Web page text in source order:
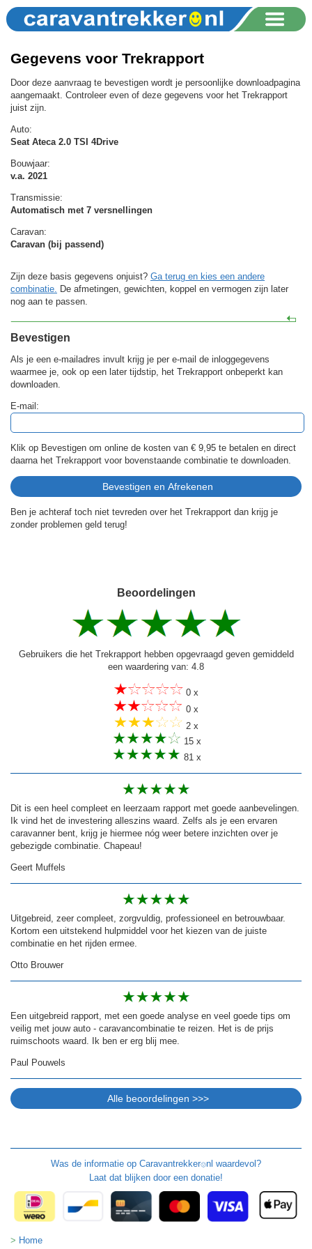
Gegevens voor Trekrapport
Door deze aanvraag te bevestigen wordt je persoonlijke downloadpagina
aangemaakt. Controleer even of deze gegevens voor het Trekrapport
juist zijn.
Auto:
Seat Ateca 2.0 TSI 4Drive
Bouwjaar:
v.a. 2021
Transmissie:
Automatisch met 7 versnellingen
Caravan:
Caravan (bij passend)
Zijn deze basis gegevens onjuist? Ga terug en kies een andere
combinatie. De afmetingen, gewichten, koppel en vermogen zijn later
nog aan te passen.
Bevestigen
Als je een e-mailadres invult krijg je per e-mail de inloggegevens
waarmee je, ook op een later tijdstip, het Trekrapport onbeperkt kan
downloaden.
E-mail:
Klik op Bevestigen om online de kosten van € 9,95 te betalen en direct
daarna het Trekrapport voor bovenstaande combinatie te downloaden.
Ben je achteraf toch niet tevreden over het Trekrapport dan krijg je
zonder problemen geld terug!
Beoordelingen
Gebruikers die het Trekrapport hebben opgevraagd geven gemiddeld
een waardering van: 4.8
0 x
0 x
2 x
15 x
81 x
Dit is een heel compleet en leerzaam rapport met goede aanbevelingen.
Ik vind het de investering alleszins waard. Zelfs als je een ervaren
caravanner bent, krijg je hiermee nóg weer betere inzichten over je
gebezigde combinatie. Chapeau!
Geert Muffels
Uitgebreid, zeer compleet, zorgvuldig, professioneel en betrouwbaar.
Kortom een uitstekend hulpmiddel voor het kiezen van de juiste
combinatie en het rijden ermee.
Otto Brouwer
Een uitgebreid rapport, met een goede analyse en veel goede tips om
veilig met jouw auto - caravancombinatie te reizen. Het is de prijs
ruimschoots waard. Ik ben er erg blij mee.
Paul Pouwels
Was de informatie op Caravantrekker🙂nl waardevol?
Laat dat blijken door een donatie!
Home